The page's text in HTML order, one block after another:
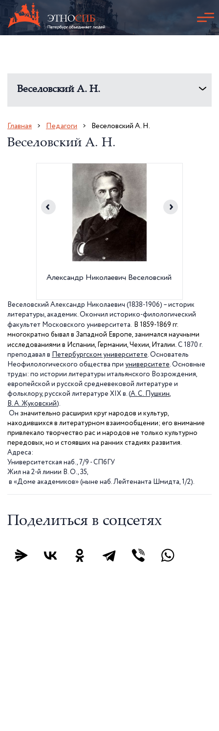
Веселовский А. Н.
Главная Педагоги Веселовский А. Н.
Веселовский А. Н.
Александр Николаевич Веселовский
Веселовский Александр Николаевич (1838-1906) – историк
литературы, академик. Окончил историко-филологический
факультет Московского университета. В 1859-1869 гг.
многократно бывал в Западной Европе, занимался научными
исследованиями в Испании, Германии, Чехии, Италии. С 1870 г.
преподавал в Петербургском университете. Основатель
Неофилологического общества при университете. Основные
труды: по истории литературы итальянского Возрождения,
европейской и русской средневековой литературе и
фольклору, русской литературе XIX в. (А. С. Пушкин,
В. А. Жуковский).
Он значительно расширил круг народов и культур,
находившихся в литературном взаимообщении; его внимание
привлекало творчество рас и народов не только культурно
передовых, но и стоявших на ранних стадиях развития.
Адреса:
Университетская наб., 7/9 - СПбГУ
Жил на 2-й линии В. О., 35,
в «Доме академиков» (ныне наб. Лейтенанта Шмидта, 1/2).
Поделиться в соцсетях